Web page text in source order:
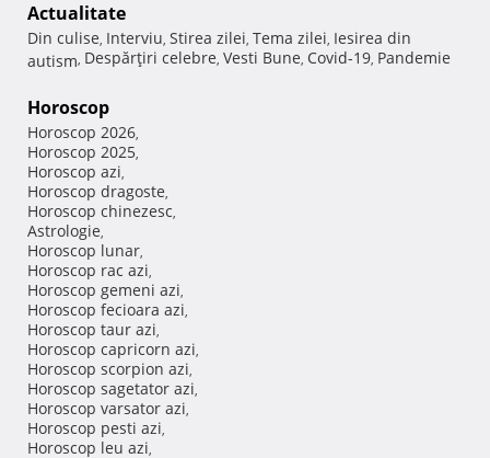
Actualitate
Din culise, Interviu, Stirea zilei, Tema zilei, Iesirea din
autism, Despărţiri celebre, Vesti Bune, Covid-19, Pandemie
Horoscop
Horoscop 2026,
Horoscop 2025,
Horoscop azi,
Horoscop dragoste,
Horoscop chinezesc,
Astrologie,
Horoscop lunar,
Horoscop rac azi,
Horoscop gemeni azi,
Horoscop fecioara azi,
Horoscop taur azi,
Horoscop capricorn azi,
Horoscop scorpion azi,
Horoscop sagetator azi,
Horoscop varsator azi,
Horoscop pesti azi,
Horoscop leu azi,